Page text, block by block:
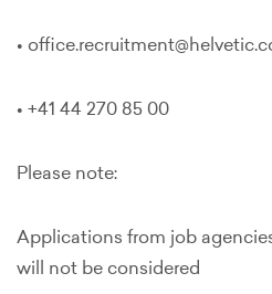
•
• +41 44 270 85 00
Please note:
Applications from job
will not be considered